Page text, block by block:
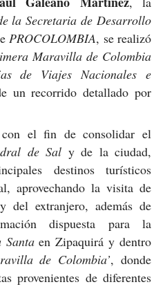
la Secretaria de Desarrollo
PROCOLOMBIA, se realizó
Maravilla de Colombia
de Viajes Nacionales e
un recorrido detallado por
con el fin de consolidar el
de Sal y de la ciudad,
destinos turísticos
aprovechando la visita de
del extranjero, además de
dispuesta para la
Santaen Zipaquirá y dentro
de Colombia’, donde
provenientes de diferentes